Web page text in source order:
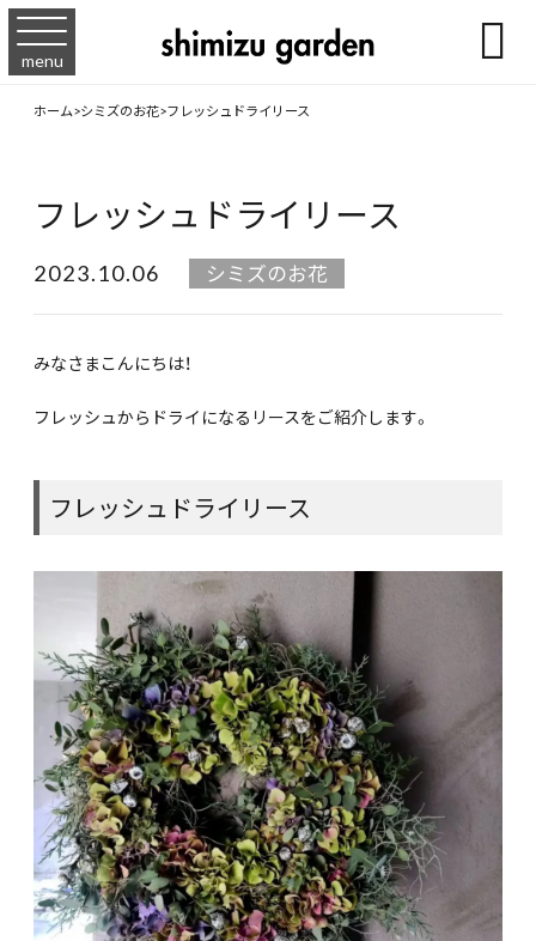
menu 
ホーム>シミズのお花>フレッシュドライリース
フレッシュドライリース
2023.10.06 シミズのお花
みなさまこんにちは！
フレッシュからドライになるリースをご紹介します。
フレッシュドライリース